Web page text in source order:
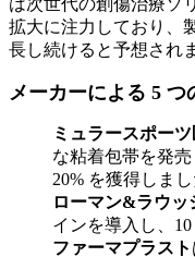
は次世代の創傷治療ソ
拡大に注力しており、
長し続けると予想され
メーカーによる 5 つ
ミュラースポー
な粘着包帯を発
20% を獲得しまし
ローマン&ラウッ
インを導入し、10
ファーマプラスト